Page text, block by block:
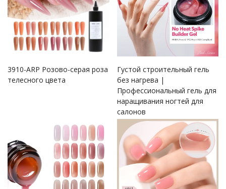
3910-ARP Розово-серая роза
телесного цвета
Густой строительный гель
без нагрева |
Профессиональный гель для
наращивания ногтей для
салонов